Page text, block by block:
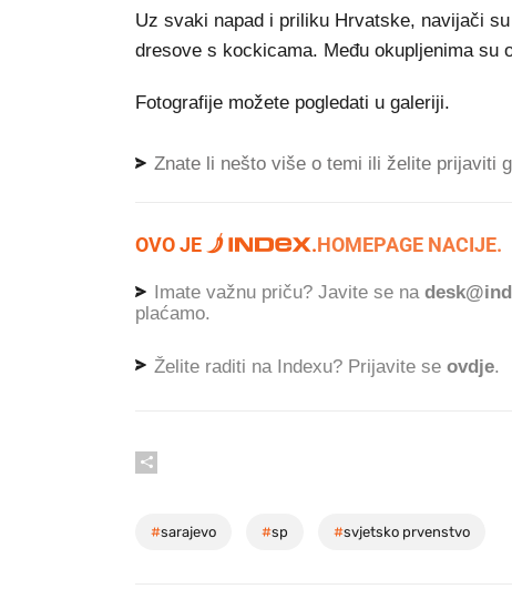
Uz svaki napad i priliku Hrvatske, navijači
dresove s kockicama. Među okupljenima
Fotografije možete pogledati u galeriji.
Znate li nešto više o temi ili želite prijaviti
OVO JE .HOMEPAGE NACIJE.
Imate važnu priču? Javite se na
plaćamo.
Želite raditi na Indexu? Prijavite se ovdje.
#sarajevo #sp #svjetsko prvenstvo